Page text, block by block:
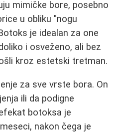
mimičke bore, posebno
u obliku "nogu
je idealan za one
i osveženo, ali bez
kroz estetski tretman.
za sve vrste bora. On
ili da podigne
botoksa je
nakon čega je